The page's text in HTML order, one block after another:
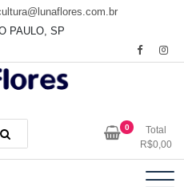
PAULO, SP
Flores – Vila
e
naturais arranjos, buques e
0
Total
R$0,00